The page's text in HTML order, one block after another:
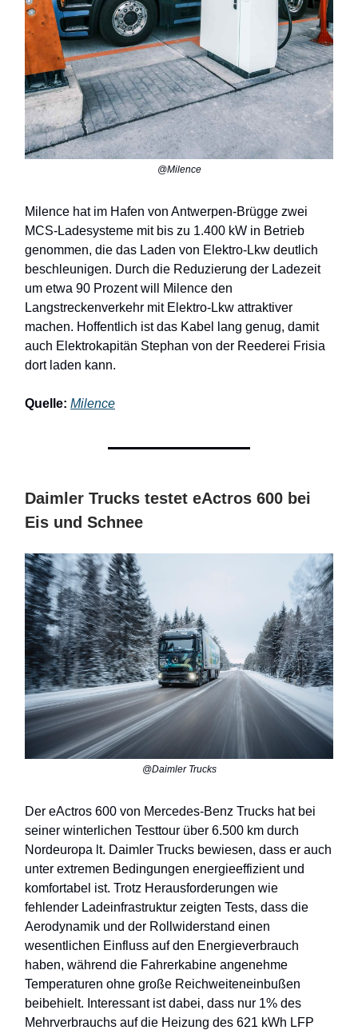
@Milence
Milence hat im Hafen von Antwerpen-Brügge zwei
MCS-Ladesysteme mit bis zu 1.400 kW in Betrieb
genommen, die das Laden von Elektro-Lkw deutlich
beschleunigen. Durch die Reduzierung der Ladezeit
um etwa 90 Prozent will Milence den
Langstreckenverkehr mit Elektro-Lkw attraktiver
machen. Hoffentlich ist das Kabel lang genug, damit
auch Elektrokapitän Stephan von der Reederei Frisia
dort laden kann.
Quelle: Milence
Daimler Trucks testet eActros 600 bei
Eis und Schnee
@Daimler Trucks
Der eActros 600 von Mercedes-Benz Trucks hat bei
seiner winterlichen Testtour über 6.500 km durch
Nordeuropa lt. Daimler Trucks bewiesen, dass er auch
unter extremen Bedingungen energieeffizient und
komfortabel ist. Trotz Herausforderungen wie
fehlender Ladeinfrastruktur zeigten Tests, dass die
Aerodynamik und der Rollwiderstand einen
wesentlichen Einfluss auf den Energieverbrauch
haben, während die Fahrerkabine angenehme
Temperaturen ohne große Reichweiteneinbußen
beibehielt. Interessant ist dabei, dass nur 1% des
Mehrverbrauchs auf die Heizung des 621 kWh LFP